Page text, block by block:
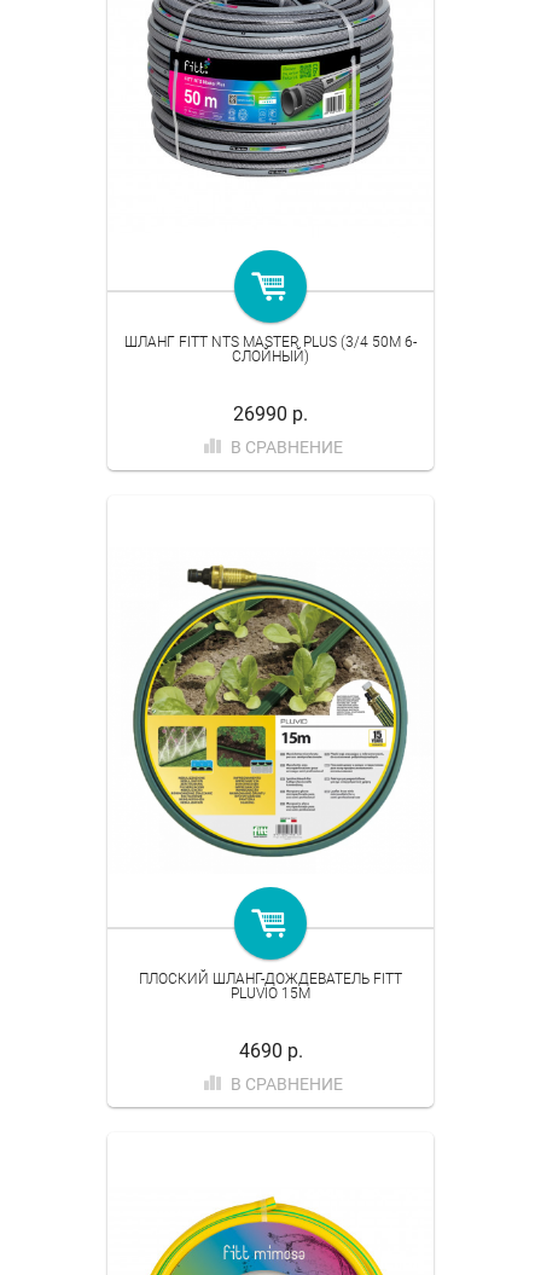
ШЛАНГ FITT NTS MASTER PLUS (3/4 50M 6-
СЛОЙНЫЙ)
26990 р.
В СРАВНЕНИЕ
ПЛОСКИЙ ШЛАНГ-ДОЖДЕВАТЕЛЬ FITT
PLUVIO 15M
4690 р.
В СРАВНЕНИЕ